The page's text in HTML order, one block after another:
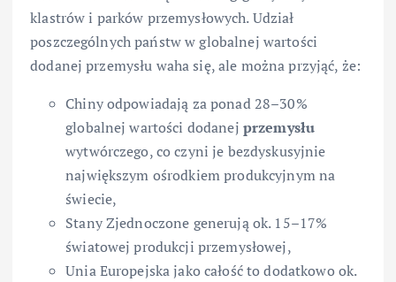
klastrów i parków przemysłowych. Udział
poszczególnych państw w globalnej wartości
dodanej przemysłu waha się, ale można przyjąć, że:
Chiny odpowiadają za ponad 28–30%
globalnej wartości dodanej przemysłu
wytwórczego, co czyni je bezdyskusyjnie
największym ośrodkiem produkcyjnym na
świecie,
Stany Zjednoczone generują ok. 15–17%
światowej produkcji przemysłowej,
Unia Europejska jako całość to dodatkowo ok.